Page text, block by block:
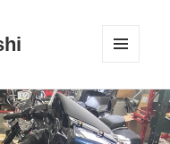
ーとウ
ィジェ
ット